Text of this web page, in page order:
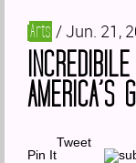
Arts / Jun. 21,
AMERICA’S
Tweet
Pin It